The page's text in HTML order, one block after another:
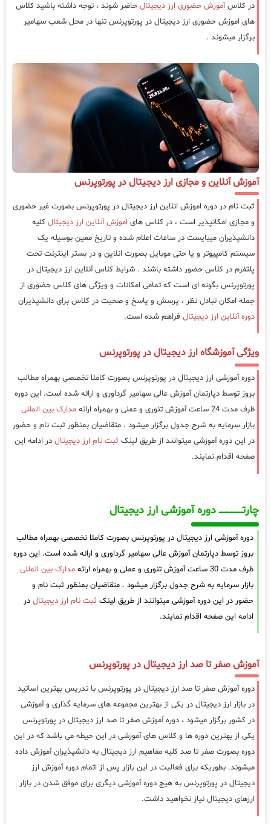
در کلاسآموزش حضوری ارز دیجیتال حاضر شوند ، توجه داشته باشید کلاس
های اموزش حضوری ارز دیجیتال در پورتوپرنس تنها در محل شعب سهامیر
برگزار میشوند .
آموزش آنلاین و مجازی ارز دیجیتال در پورتوپرنس
ثبت نام در دوره اموزش انلاین ارز دیجیتال در پورتوپرنس بصورت غیر حضوری
و مجازی امکانپذیر است ، در کلاس های اموزش آنلاین ارز دیجیتال کلیه
دانشپذیران میبایست در ساعات اعلام شده و تاریخ معین بوسیله یک
سیستم کامپیوتر و یا حتی موبایل بصورت انلاین و در بستر اینترنت تحت
پلتفرم در کلاس حضور داشته باشند . شرایط کلاس آنلاین ارز دیجیتال در
پورتوپرنس بگونه ای است که تمامی امکانات و ویژگی های کلاس حضوری از
جمله امکان تبادل نظر ، پرسش و پاسخ و صحبت در کلاس برای دانشپذیران
دوره آنلاین ارز دیجیتال فراهم شده است.
ویژگی آموزشگاه ارز دیجیتال در پورتوپرنس
دوره آموزشی ارز دیجیتال در پورتوپرنس بصورت کاملا تخصصی بهمراه مطالب
بروز توسط دپارتمان آموزش عالی سهامیر گرداوری و ارائه شده است. این دوره
ظرف مدت 24 ساعت آموزش تئوری و عملی و بهمراه ارائه
مدارک بین المللی
بازار سرمایه به شرح جدول برگزار میشود . متقاضیان بمنظور ثبت نام و حضور
در این دوره آموزشی میتوانند از طریق لینک ثبت نام ارز دیجیتال در ادامه این
صفحه اقدام نمایند.
چارتـــــــــــــــــــ دوره آموزشی ارز دیجیتال
دوره آموزشی ارز دیجیتال در پورتوپرنس بصورت کاملا تخصصی بهمراه مطالب
بروز توسط دپارتمان آموزش عالی سهامیر گرداوری و ارائه شده است. این دوره
ظرف مدت 30 ساعت آموزش تئوری و عملی و بهمراه ارائه
مدارک بین المللی
بازار سرمایه به شرح جدول برگزار میشود . متقاضیان بمنظور ثبت نام و
حضور در این دوره آموزشی میتوانند از طریق لینک ثبت نام ارز دیجیتال در
ادامه این صفحه اقدام نمایند.
آموزش صفر تا صد ارز دیجیتال در پورتوپرنس
دوره آموزش صفر تا صد ارز دیجیتال در پورتوپرنس با تدریس بهترین اساتید
در بازار ارز دیجیتال در یکی از بهترین مجموعه های سرمایه گذاری و آموزشی
در کشور برگزار میشود ، دوره آموزش صفر تا صد ارز دیجیتال در پورتوپرنس
یکی از بهترین دوره ها و کلاس های آموزشی در این حیطه می باشد که در این
دوره بصورت صفر تا صد کلیه مفاهیم ارز دیجیتال به دانشپذیران آموزش داده
میشوند. بطوریکه برای فعالیت در این بازار پس از اتمام دوره آموزش ارز
دیجیتال در پورتوپرنس به هیج دوره آموزشی دیگری برای موفق شدن در بازار
ارزهای دیجیتال نیاز نخواهید داشت.